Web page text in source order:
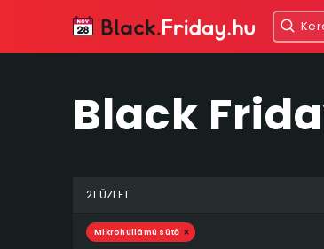
Black
21 ÜZLET
Mikrohullámú sütő